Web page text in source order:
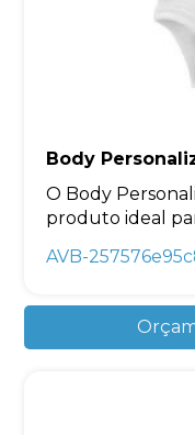
Body
O Body
produto ideal
AVB-